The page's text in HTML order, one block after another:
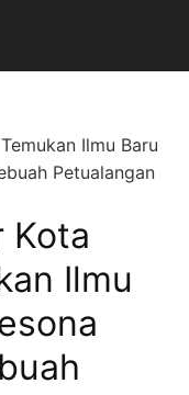
Ilmu Baru
Petualangan
Kota
Ilmu